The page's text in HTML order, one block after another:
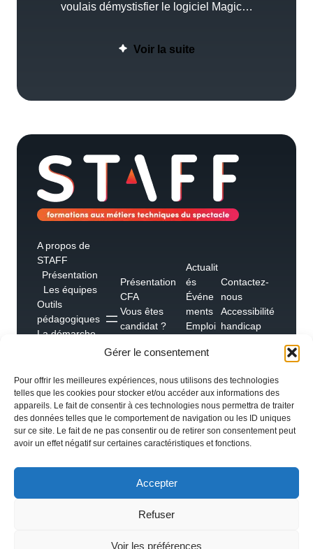
Gérer le consentement
Pour offrir les meilleures expériences, nous utilisons des technologies
telles que les cookies pour stocker et/ou accéder aux informations des
appareils. Le fait de consentir à ces technologies nous permettra de traiter
des données telles que le comportement de navigation ou les ID uniques
sur ce site. Le fait de ne pas consentir ou de retirer son consentement peut
avoir un effet négatif sur certaines caractéristiques et fonctions.
Accepter
Refuser
Voir les préférences
voulais démystisfier le logiciel Magic…
Voir la suite
A propos de
STAFF
Présentation
Les équipes
Outils
pédagogiques
La démarche
partenaires &
réseaux
Présentation
CFA
Vous êtes
candidat ?
employeur ?
Actualit
és
Événe
ments
Emploi
Témoig
Contactez-
nous
Accessibilité
handicap
CGV